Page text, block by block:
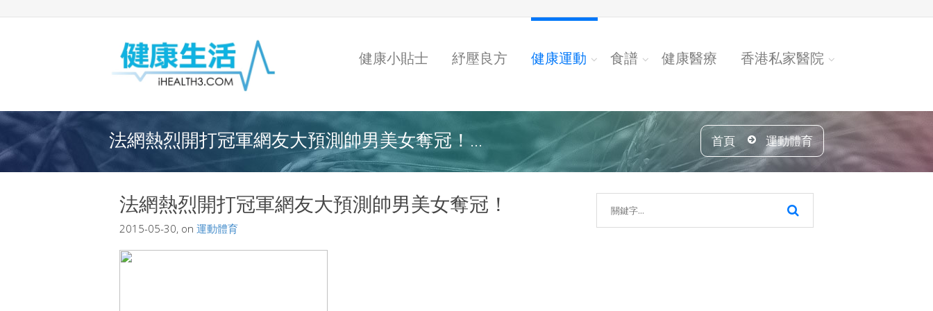
健康小貼士 紓壓良方 健康運動 食譜 健康醫療 香港私家醫院
法網熱烈開打冠軍網友大預測帥男美女奪冠！... 首頁 運動體育
法網熱烈開打冠軍網友大預測帥男美女奪冠！
2015-05-30, on 運動體育